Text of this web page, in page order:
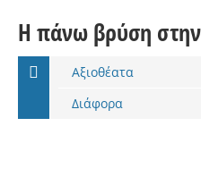
Η πάνω βρύση
Αξιοθέατα
Διάφορα